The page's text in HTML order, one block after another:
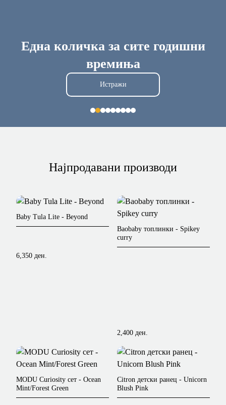
Една количка за сите годишни
времиња
Истражи
Најпродавани производи
Baby Tula Lite - Beyond
6,350 ден.
Baobaby топлинки - Spikey
curry
2,400 ден.
MODU Curiosity сет - Ocean
Mint/Forest Green
Citron детски ранец - Unicorn
Blush Pink